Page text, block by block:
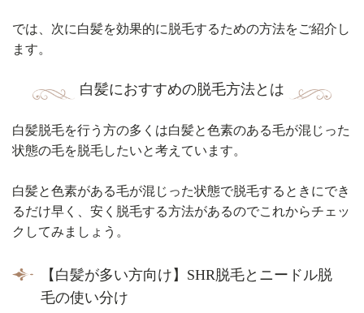
では、次に白髪を効果的に脱毛するための方法をご紹介し
ます。
白髪におすすめの脱毛方法とは
白髪脱毛を行う方の多くは白髪と色素のある毛が混じった
状態の毛を脱毛したいと考えています。
白髪と色素がある毛が混じった状態で脱毛するときにでき
るだけ早く、安く脱毛する方法があるのでこれからチェッ
クしてみましょう。
【白髪が多い方向け】SHR脱毛とニードル脱
毛の使い分け